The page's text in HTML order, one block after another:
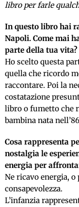
libro per farle
In questo libro hai
Napoli. Come mai
parte della tua vita?
Ho scelto questa
quella che ricordo
raccontare. Poi la
costatazione
libro o fumetto che
bambina nata
Cosa rappresenta
nostalgia le
energia per
Ne ricavo energia,
consapevolezza.
L’infanzia